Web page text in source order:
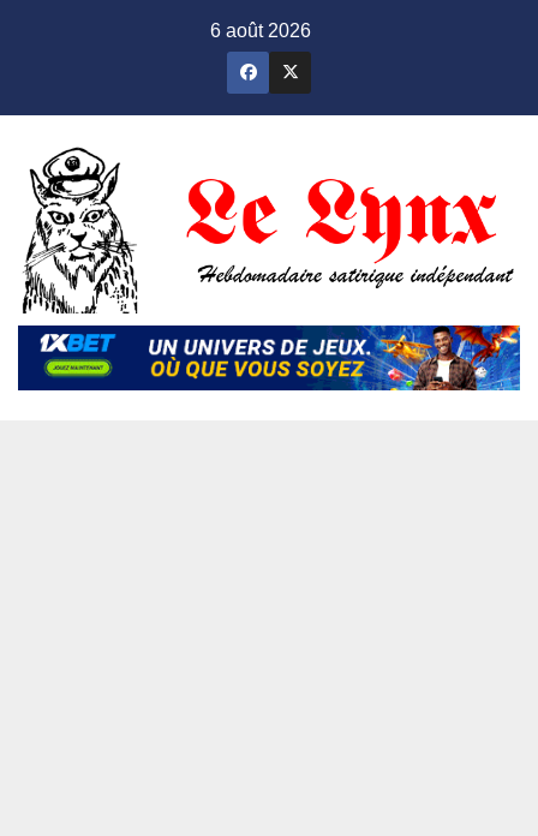
6 août 2026